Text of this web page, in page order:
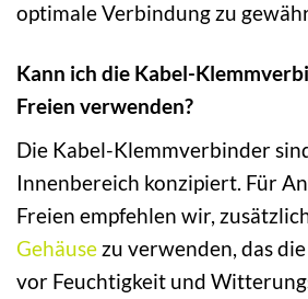
optimale Verbindung zu
Kann ich die Kabel-
Freien verwenden?
Die Kabel-Klemmverbinder
Innenbereich konzipiert. Für
Freien empfehlen wir,
Gehäuse zu verwenden, das
vor Feuchtigkeit und